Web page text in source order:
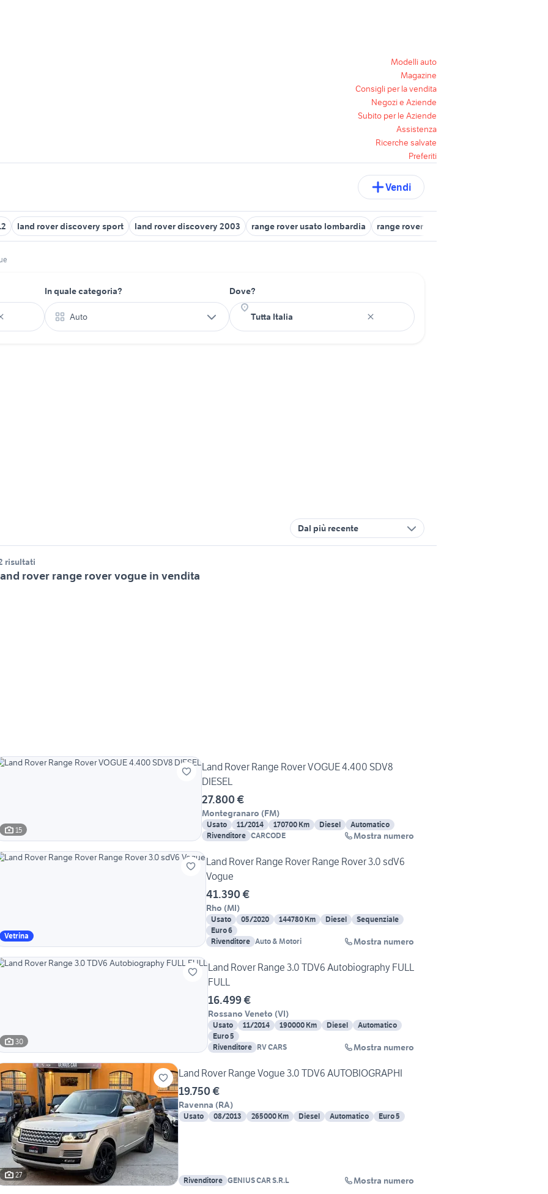
Modelli auto
Magazine
Consigli per la vendita
Negozi e Aziende
Subito per le Aziende
Assistenza
Ricerche salvate
Preferiti
Vendi
land rover discovery sport land rover discovery 2003 range rover usato lombardia range rover auto Napoli provincia
In quale categoria?
Auto
Dove?
Dal più recente
risultati
rover range rover vogue in vendita
15
Land Rover Range Rover VOGUE 4.400 SDV8
DIESEL
27.800 €
Montegranaro (FM)
Usato 11/2014 170700 Km Diesel
Automatico
Rivenditore CARCODE Mostra numero
Vetrina
Land Rover Range Rover Range Rover 3.0 sdV6
Vogue
41.390 €
Rho (MI)
Usato 05/2020 144780 Km Diesel
Sequenziale
Euro 6
Rivenditore Auto & Motori Mostra numero
30
Land Rover Range 3.0 TDV6 Autobiography FULL
FULL
16.499 €
Rossano Veneto (VI)
Usato 11/2014 190000 Km Diesel
Automatico
Euro 5
Rivenditore RV CARS Mostra numero
27
Land Rover Range Vogue 3.0 TDV6 AUTOBIOGRAPHI
19.750 €
Ravenna (RA)
Usato 08/2013 265000 Km Diesel Automatico Euro 5
Rivenditore GENIUS CAR S.R.L Mostra numero